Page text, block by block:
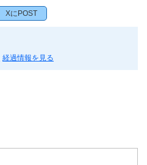
XにPOST
経過情報を見る